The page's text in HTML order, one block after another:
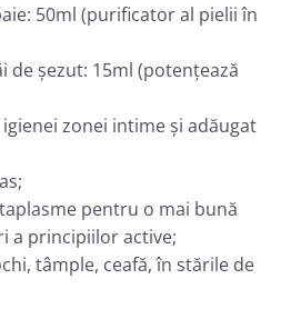
50ml (purificator al pielii în
de şezut: 15ml (potenţează
zonei intime şi adăugat
pentru o mai bună
a principiilor active;
tâmple, ceafă, în stările de